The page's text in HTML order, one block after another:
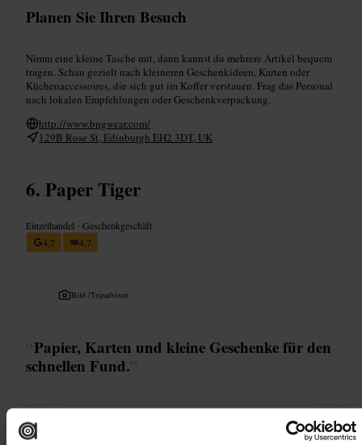
Planen Sie Ihren Besuch
Nimm eine kleine Tasche mit, dann kannst du mehrere Artikel bequem
tragen. Schau gezielt nach kleineren Geschenkideen, Karten oder
Küchenaccessoires, die sich gut im Koffer verstauen. Frag das Personal
nach lokalen Empfehlungen oder Geschenkverpackung.
http://www.bngwear.com/
129B Rose St, Edinburgh EH2 3DT, UK
Paper Tiger
Einzelhandel •Geschenkgeschäft
4,7
4,7
Bild /Tripadvisor
“Papier, Karten und kleine Geschenke für den
schnellen Fund.”
Geeignet für